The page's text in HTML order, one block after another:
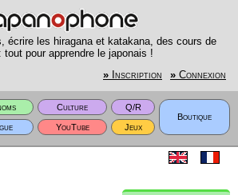
écrire les hiragana et katakana, des cours de
tout pour apprendre le japonais !
» Inscription » Connexion
Culture
Q/R
Boutique
YouTube Jeux